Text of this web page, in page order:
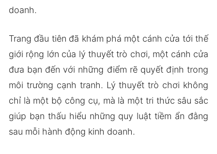
doanh.
Trang đầu tiên đã khám phá một cánh cửa tới thế
giới rộng lớn của lý thuyết trò chơi, một cánh cửa
đưa bạn đến với những điểm rẽ quyết định trong
môi trường cạnh tranh. Lý thuyết trò chơi không
chỉ là một bộ công cụ, mà là một tri thức sâu sắc
giúp bạn thấu hiểu những quy luật tiềm ẩn đằng
sau mỗi hành động kinh doanh.